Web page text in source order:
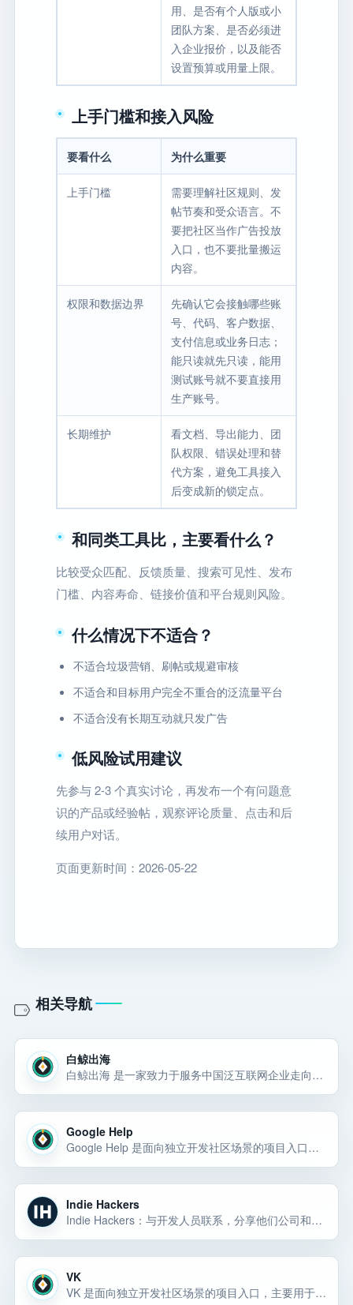
用、是否有个人版或小
团队方案、是否必须进
入企业报价，以及能否
设置预算或用量上限。
上手门槛和接入风险
要看什么 为什么重要
上手门槛
需要理解社区规则、发
帖节奏和受众语言。不
要把社区当作广告投放
入口，也不要批量搬运
内容。
权限和数据边界
先确认它会接触哪些账
号、代码、客户数据、
支付信息或业务日志；
能只读就先只读，能用
测试账号就不要直接用
生产账号。
长期维护
看文档、导出能力、团
队权限、错误处理和替
代方案，避免工具接入
后变成新的锁定点。
和同类工具比，主要看什么？
比较受众匹配、反馈质量、搜索可见性、发布
门槛、内容寿命、链接价值和平台规则风险。
什么情况下不适合？
不适合垃圾营销、刷帖或规避审核
不适合和目标用户完全不重合的泛流量平台
不适合没有长期互动就只发广告
低风险试用建议
先参与 2-3 个真实讨论，再发布一个有问题意
识的产品或经验帖，观察评论质量、点击和后
续用户对话。
页面更新时间：2026-05-22
相关导航
白鲸出海
白鲸出海 是一家致力于服务中国泛互联网企业走向海外的综合服务平台，目前白鲸出海涵盖资讯（快讯、7×24h、问答和话题等）、数据（公司、产品、资本、榜单、专辑和投放等）、服务（合作、招聘、活动、投融资和众创空间等）以及…
Google Help
Google Help 是面向独立开发社区场景的项目入口，主要用于完成独立开发社区相关任务；官网域名为 support.google.com。
Indie Hackers
Indie Hackers：与开发人员联系，分享他们公司和副项目背后的战略和收入数据。
VK
VK 是面向独立开发社区场景的项目入口，主要用于完成独立开发社区相关任务；官网域名为 vk.com。